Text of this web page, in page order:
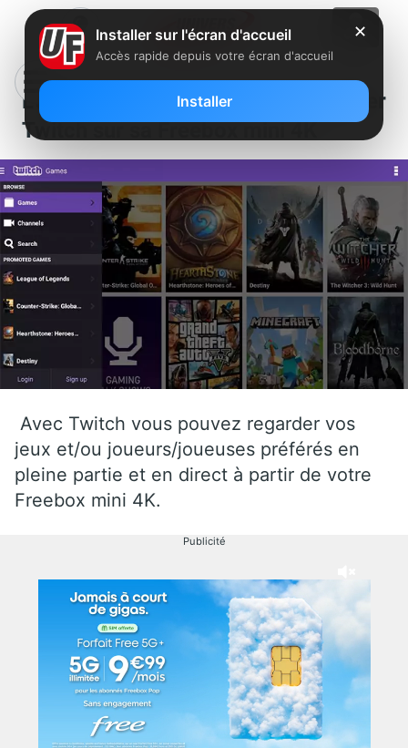
L’appli de la semaine : regarder
Twitch sur sa Freebox mini 4K
Avec Twitch vous pouvez regarder vos
jeux et/ou joueurs/joueuses préférés en
pleine partie et en direct à partir de votre
Freebox mini 4K.
Publicité
✕
Installer sur l'écran d'accueil
Accès rapide depuis votre écran d'accueil
Installer